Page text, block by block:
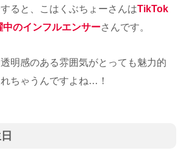
ると、こはくぶちょーさんはTikTok
のインフルエンサーさんです。
明感のある雰囲気がとっても魅力的
ちゃうんですよね…！